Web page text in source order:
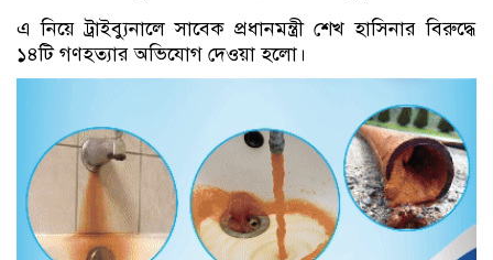
এ নিয়ে ট্রাইব্যুনালে সাবেক প্রধানমন্ত্রী শেখ হাসিনার বিরুদ্ধে
১৪টি গণহত্যার অভিযোগ দেওয়া হলো।